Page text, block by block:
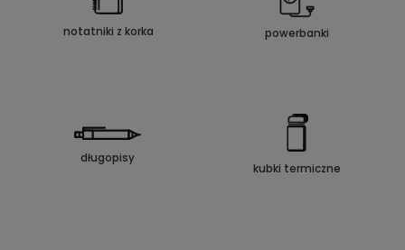
notatniki z korka powerbanki
długopisy
kubki termiczne